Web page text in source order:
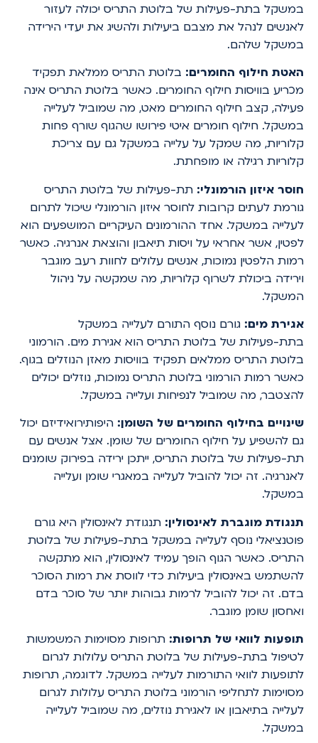
במשקל בתת-פעילות של בלוטת התריס יכולה לעזור
לאנשים לנהל את מצבם ביעילות ולהשיג את יעדי הירידה
במשקל שלהם.
האטת חילוף החומרים: בלוטת התריס ממלאת תפקיד
מכריע בוויסות חילוף החומרים. כאשר בלוטת התריס אינה
פעילה, קצב חילוף החומרים מאט, מה שמוביל לעלייה
במשקל. חילוף חומרים איטי פירושו שהגוף שורף פחות
קלוריות, מה שמקל על עלייה במשקל גם עם צריכת
קלוריות רגילה או מופחתת.
חוסר איזון הורמונלי: תת-פעילות של בלוטת התריס
גורמת לעתים קרובות לחוסר איזון הורמונלי שיכול לתרום
לעלייה במשקל. אחד ההורמונים העיקריים המושפעים הוא
לפטין, אשר אחראי על ויסות תיאבון והוצאת אנרגיה. כאשר
רמות הלפטין נמוכות, אנשים עלולים לחוות רעב מוגבר
וירידה ביכולת לשרוף קלוריות, מה שמקשה על ניהול
המשקל.
אגירת מים: גורם נוסף התורם לעלייה במשקל
בתת-פעילות של בלוטת התריס הוא אגירת מים. הורמוני
בלוטת התריס ממלאים תפקיד בוויסות מאזן הנוזלים בגוף.
כאשר רמות הורמוני בלוטת התריס נמוכות, נוזלים יכולים
להצטבר, מה שמוביל לנפיחות ועלייה במשקל.
שינויים בחילוף החומרים של השומן: היפותירואידיזם יכול
גם להשפיע על חילוף החומרים של שומן. אצל אנשים עם
תת-פעילות של בלוטת התריס, ייתכן ירידה בפירוק שומנים
לאנרגיה. זה יכול להוביל לעלייה במאגרי שומן ועלייה
במשקל.
תנגודת מוגברת לאינסולין: תנגודת לאינסולין היא גורם
פוטנציאלי נוסף לעלייה במשקל בתת-פעילות של בלוטת
התריס. כאשר הגוף הופך עמיד לאינסולין, הוא מתקשה
להשתמש באינסולין ביעילות כדי לווסת את רמות הסוכר
בדם. זה יכול להוביל לרמות גבוהות יותר של סוכר בדם
ואחסון שומן מוגבר.
תופעות לוואי של תרופות: תרופות מסוימות המשמשות
לטיפול בתת-פעילות של בלוטת התריס עלולות לגרום
לתופעות לוואי התורמות לעלייה במשקל. לדוגמה, תרופות
מסוימות לתחליפי הורמוני בלוטת התריס עלולות לגרום
לעלייה בתיאבון או לאגירת נוזלים, מה שמוביל לעלייה
במשקל.